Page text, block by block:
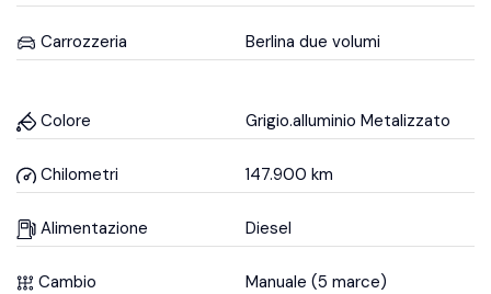
Carrozzeria Berlina due volumi
Colore Grigio.alluminio Metalizzato
Chilometri 147.900 km
Alimentazione Diesel
Cambio Manuale (5 marce)